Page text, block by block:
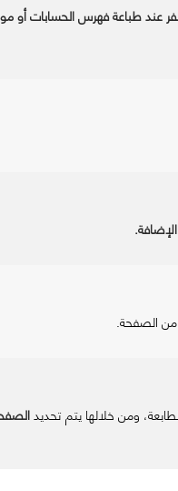
عند طباعة فهرس الحسابات أو
من الصفحة.
ومن خلالها يتم تحديد